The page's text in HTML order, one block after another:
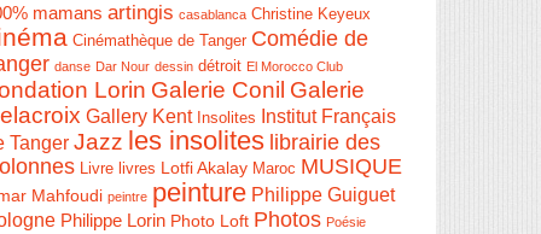
mamans artingis casablanca Christine Keyeux
Cinémathèque de Tanger Comédie de
danse Dar Nour dessin détroit El Morocco Club
Lorin Galerie Conil Galerie
Gallery Kent Insolites
Institut Français
Tanger Jazz les insolites librairie des
Livre livres Lotfi Akalay Maroc MUSIQUE
Mahfoudi peintre peinture Philippe Guiguet
Philippe Lorin Photo Loft Photos Poésie